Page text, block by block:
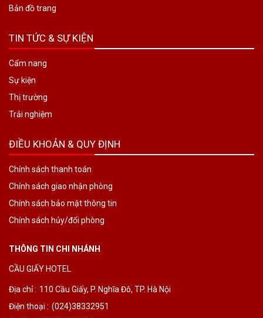
Bản đồ trang
TIN TỨC & SỰ KIỆN
Cẩm nang
Sự kiện
Thị trường
Trải nghiệm
ĐIỀU KHOẢN & QUY ĐỊNH
Chính sách thanh toán
Chính sách giao nhận phòng
Chính sách bảo mật thông tin
Chính sách hủy/đổi phòng
THÔNG TIN CHI NHÁNH
CẦU GIẤY HOTEL
Địa chỉ : 110 Cầu Giấy, P. Nghĩa Đô, TP. Hà Nội
Điện thoại : (024)38332951